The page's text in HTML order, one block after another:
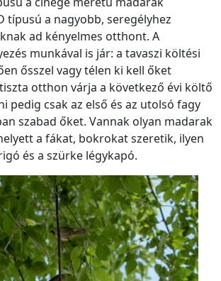
típusú a nagyobb, seregélyhez
ad kényelmes otthont. A
munkával is jár: a tavaszi költési
ősszel vagy télen ki kell őket
otthon várja a következő évi költő
pedig csak az első és az utolsó fagy
szabad őket. Vannak olyan madarak
a fákat, bokrokat szeretik, ilyen
és a szürke légykapó.